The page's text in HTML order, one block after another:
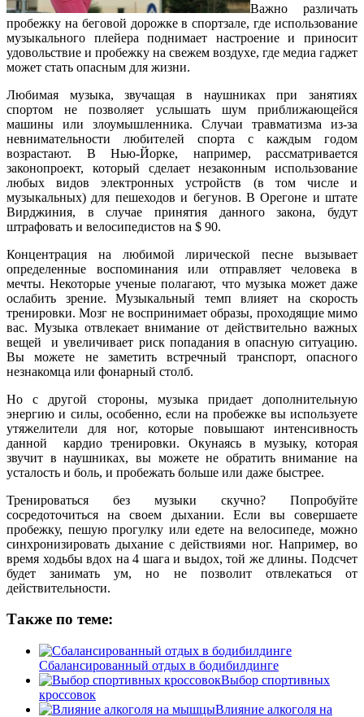
Важно различать
пробежку на беговой дорожке в спортзале, где использование
музыкального плейера поднимает настроение и приносит
удовольствие и пробежку на свежем воздухе, где медиа гаджет
может стать опасным для жизни.
Любимая музыка, звучащая в наушниках при занятиях
спортом не позволяет услышать шум приближающейся
машины или злоумышленника. Случаи травматизма из-за
невнимательности любителей спорта с каждым годом
возрастают. В Нью-Йорке, например, рассматривается
законопроект, который сделает незаконным использование
любых видов электронных устройств (в том числе и
музыкальных) для пешеходов и бегунов. В Орегоне и штате
Вирджиния, в случае принятия данного закона, будут
штрафовать и велосипедистов на $ 90.
Концентрация на любимой лирической песне вызывает
определенные воспоминания или отправляет человека в
мечты. Некоторые ученые полагают, что музыка может даже
ослабить зрение. Музыкальный темп влияет на скорость
тренировки. Мозг не воспринимает образы, проходящие мимо
вас. Музыка отвлекает внимание от действительно важных
вещей и увеличивает риск попадания в опасную ситуацию.
Вы можете не заметить встречный транспорт, опасного
незнакомца или фонарный столб.
Но с другой стороны, музыка придает дополнительную
энергию и силы, особенно, если на пробежке вы используете
утяжелители для ног, которые повышают интенсивность
данной кардио тренировки. Окунаясь в музыку, которая
звучит в наушниках, вы можете не обратить внимание на
усталость и боль, и пробежать больше или даже быстрее.
Тренироваться без музыки скучно? Попробуйте
сосредоточиться на своем дыхании. Если вы совершаете
пробежку, пешую прогулку или едете на велосипеде, можно
синхронизировать дыхание с действиями ног. Например, во
время ходьбы вдох на 4 шага и выдох, той же длины. Подсчет
будет занимать ум, но не позволит отвлекаться от
действительности.
Также по теме:
Сбалансированный отдых в бодибилдинге
Выбор спортивных
кроссовок
Влияние алкоголя на